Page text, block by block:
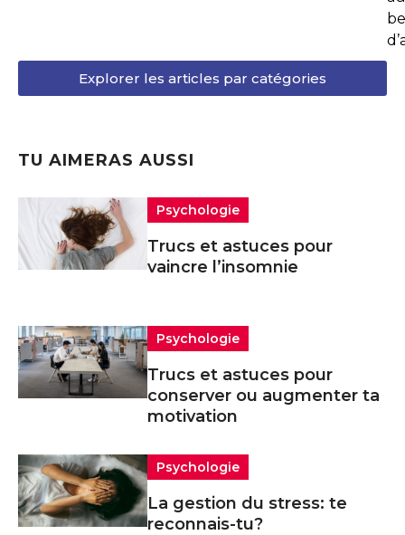
Explorer les articles par catégories
TU AIMERAS AUSSI
Psychologie
Trucs et astuces pour
vaincre l’insomnie
Psychologie
Trucs et astuces pour
conserver ou augmenter ta
motivation
Psychologie
La gestion du stress: te
reconnais-tu?